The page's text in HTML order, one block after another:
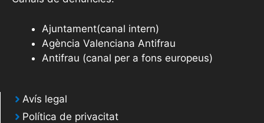
Ajuntament(canal intern)
Agència Valenciana Antifrau
Antifrau (canal per a fons europeus)
Avís legal
Política de privacitat